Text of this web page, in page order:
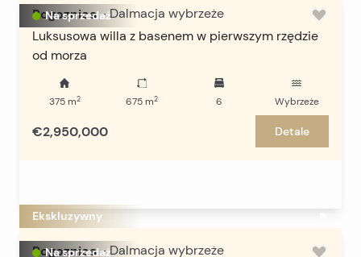
Na sprzedaż
Rogoznica - Dalmacja wybrzeże
Luksusowa willa z basenem w pierwszym rzędzie
od morza
375m2 675 m2 6 Wybrzeże
€2,950,000 Detale
Na sprzedaż
Ekskluzywny
Rogoznica - Dalmacja wybrzeże